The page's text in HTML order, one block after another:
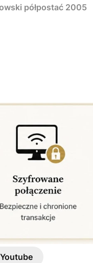
półpostać 2005
Youtube